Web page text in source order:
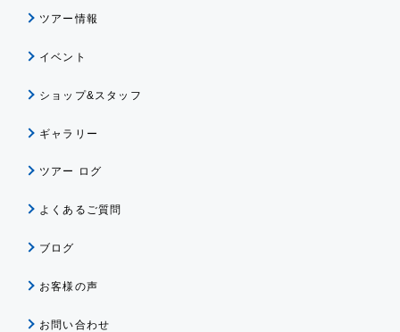
ツアー情報
イベント
ショップ&スタッフ
ギャラリー
ツアー ログ
よくあるご質問
ブログ
お客様の声
お問い合わせ